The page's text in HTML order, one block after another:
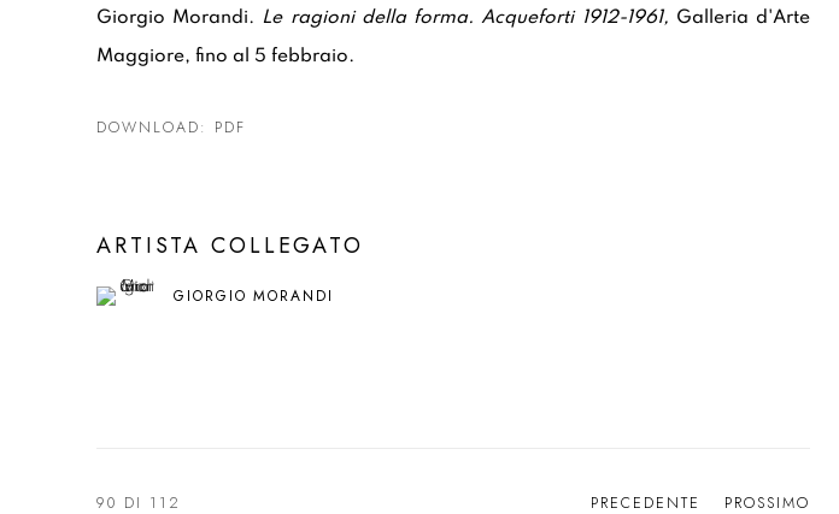
Giorgio Morandi. Le ragioni della forma. Acqueforti 1912-1961, Galleria d'Arte
Maggiore, fino al 5 febbraio.
DOWNLOAD: PDF
ARTISTA COLLEGATO
GIORGIO MORANDI
PRECEDENTE PROSSIMO
90 DI 112